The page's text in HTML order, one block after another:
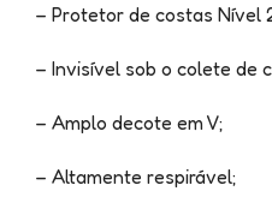
– Protetor de costas Nível
– Invisível sob o colete de
– Amplo decote em V;
– Altamente respirável;